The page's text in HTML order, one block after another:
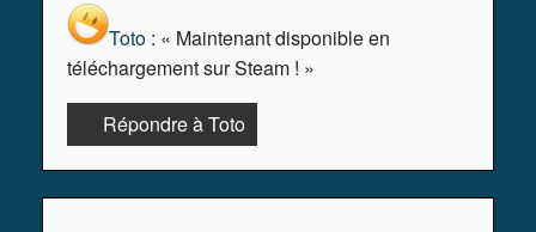
Toto : « Maintenant disponible en
téléchargement sur Steam ! »
Répondre à Toto